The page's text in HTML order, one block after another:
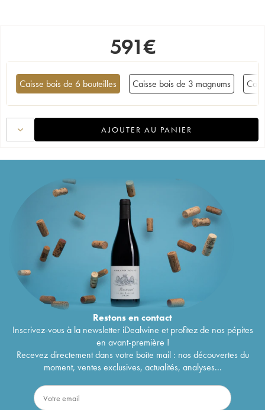
591€
Caisse bois de 6 bouteilles Caisse bois de 3 magnums
AJOUTER AU PANIER
Restons encontact
Inscrivez-vous à la newsletter iDealwine et profitez de nos pépites
en avant-première !
Recevez directement dans votre boîte mail : nos découvertes du
moment, ventes exclusives, actualités, analyses...